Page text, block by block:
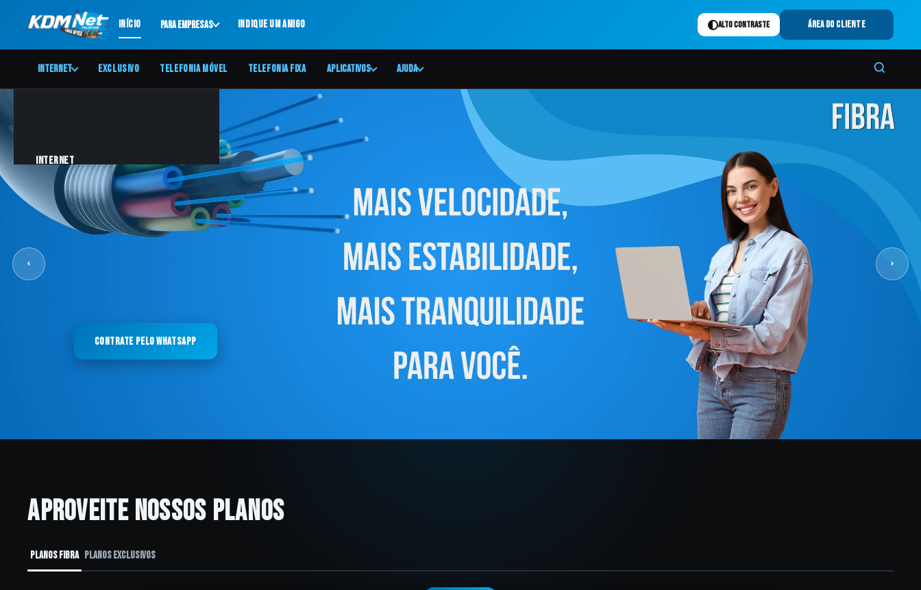
Início Para Empresas Indique um amigo Alto contraste Área do cliente
Exclusivo Telefonia Móvel Telefonia Fixa
Internet Aplicativos Ajuda
Internet
Exclusivo
Telefonia Móvel
Telefonia Fixa
Contrate pelo WhatsApp
‹ ›
Aproveite nossos planos
Planos fibra Planos exclusivos